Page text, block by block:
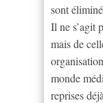
sont
Il ne s’agit
mais de
monde
reprises